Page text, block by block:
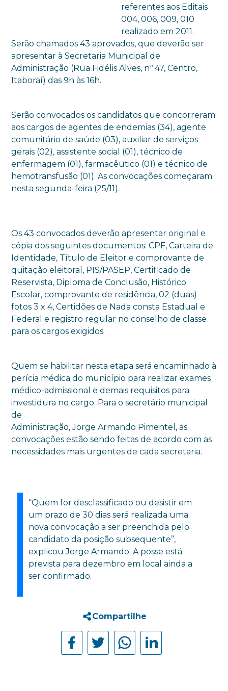
referentes aos Editais
004, 006, 009, 010
realizado em 2011.
Serão chamados 43 aprovados, que deverão ser
apresentar à Secretaria Municipal de
Administração (Rua Fidélis Alves, nº 47, Centro,
Itaboraí) das 9h às 16h.
Serão convocados os candidatos que concorreram
aos cargos de agentes de endemias (34), agente
comunitário de saúde (03), auxiliar de serviços
gerais (02), assistente social (01), técnico de
enfermagem (01), farmacêutico (01) e técnico de
hemotransfusão (01). As convocações começaram
nesta segunda-feira (25/11).
Os 43 convocados deverão apresentar original e
cópia dos seguintes documentos: CPF, Carteira de
Identidade, Título de Eleitor e comprovante de
quitação eleitoral, PIS/PASEP, Certificado de
Reservista, Diploma de Conclusão, Histórico
Escolar, comprovante de residência, 02 (duas)
fotos 3 x 4, Certidões de Nada consta Estadual e
Federal e registro regular no conselho de classe
para os cargos exigidos.
Quem se habilitar nesta etapa será encaminhado à
perícia médica do município para realizar exames
médico-admissional e demais requisitos para
investidura no cargo. Para o secretário municipal
de
Administração, Jorge Armando Pimentel, as
convocações estão sendo feitas de acordo com as
necessidades mais urgentes de cada secretaria.
“Quem for desclassificado ou desistir em
um prazo de 30 dias será realizada uma
nova convocação a ser preenchida pelo
candidato da posição subsequente”,
explicou Jorge Armando. A posse está
prevista para dezembro em local ainda a
ser confirmado.
Compartilhe